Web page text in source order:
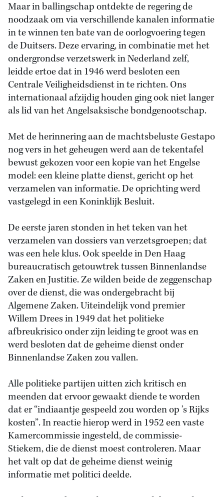
Maar in ballingschap ontdekte de regering de
noodzaak om via verschillende kanalen informatie
in te winnen ten bate van de oorlogvoering tegen
de Duitsers. Deze ervaring, in combinatie met het
ondergrondse verzetswerk in Nederland zelf,
leidde ertoe dat in 1946 werd besloten een
Centrale Veiligheidsdienst in te richten. Ons
internationaal afzijdig houden ging ook niet langer
als lid van het Angelsaksische bondgenootschap.
Met de herinnering aan de machtsbeluste Gestapo
nog vers in het geheugen werd aan de tekentafel
bewust gekozen voor een kopie van het Engelse
model: een kleine platte dienst, gericht op het
verzamelen van informatie. De oprichting werd
vastgelegd in een Koninklijk Besluit.
De eerste jaren stonden in het teken van het
verzamelen van dossiers van verzetsgroepen; dat
was een hele klus. Ook speelde in Den Haag
bureaucratisch getouwtrek tussen Binnenlandse
Zaken en Justitie. Ze wilden beide de zeggenschap
over de dienst, die was ondergebracht bij
Algemene Zaken. Uiteindelijk vond premier
Willem Drees in 1949 dat het politieke
afbreukrisico onder zijn leiding te groot was en
werd besloten dat de geheime dienst onder
Binnenlandse Zaken zou vallen.
Alle politieke partijen uitten zich kritisch en
meenden dat ervoor gewaakt diende te worden
dat er “indiaantje gespeeld zou worden op ’s Rijks
kosten”. In reactie hierop werd in 1952 een vaste
Kamercommissie ingesteld, de commissie-
Stiekem, die de dienst moest controleren. Maar
het valt op dat de geheime dienst weinig
informatie met politici deelde.